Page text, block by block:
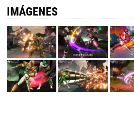
IMÁGENES